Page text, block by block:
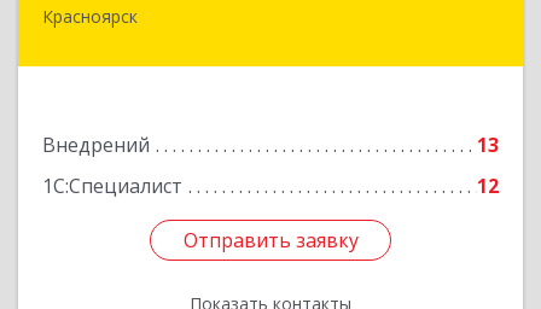
Красноярск
Внедрений
13
1С:Специалист
12
Отправить заявку
Показать контакты
660028, Красноярский край, Красноярск г,
Отправить заявку
Назад